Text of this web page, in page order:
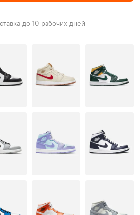
до 10 рабочих дней